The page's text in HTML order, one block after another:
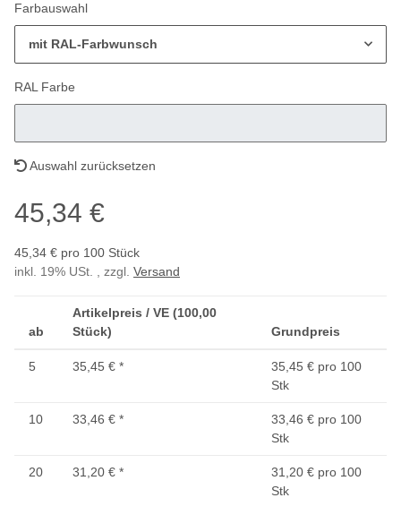
Farbauswahl
mit RAL-Farbwunsch
RAL Farbe
Auswahl zurücksetzen
45,34 €
45,34 € pro 100 Stück
inkl. 19% USt. , zzgl. Versand
ab
Artikelpreis / VE (100,00
Stück)
Grundpreis
5 35,45 € *
35,45 € pro 100
Stk
10 33,46 € *
33,46 € pro 100
Stk
20 31,20 € *
31,20 € pro 100
Stk